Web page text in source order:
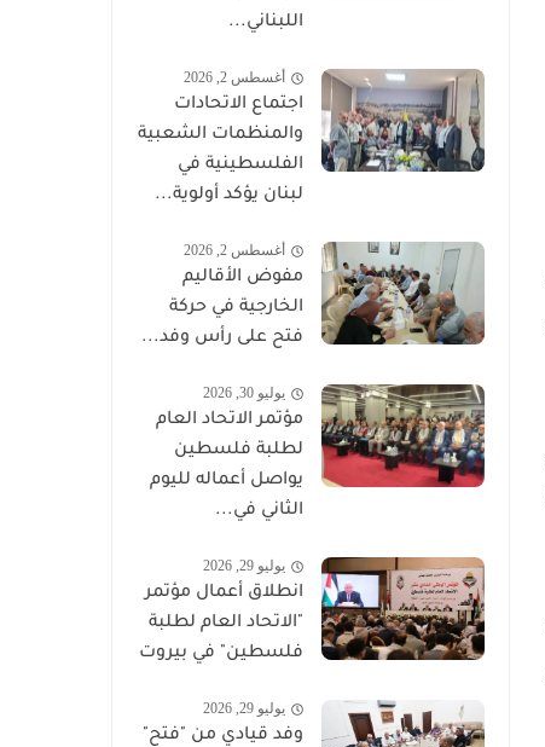
اللبناني...
أغسطس 2, 2026
اجتماع الاتحادات
والمنظمات الشعبية
الفلسطينية في
لبنان يؤكد أولوية...
أغسطس 2, 2026
مفوض الأقاليم
الخارجية في حركة
فتح على رأس وفد...
يوليو 30, 2026
مؤتمر الاتحاد العام
لطلبة فلسطين
يواصل أعماله لليوم
الثاني في...
يوليو 29, 2026
انطلاق أعمال مؤتمر
"الاتحاد العام لطلبة
فلسطين" في بيروت
يوليو 29, 2026
وفد قيادي من "فتح"